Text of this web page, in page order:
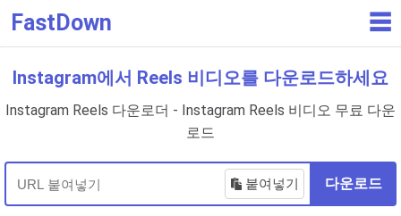
FastDown ☰
Instagram에서 Reels 비디오를 다운로드하세요
Instagram Reels 다운로더 - Instagram Reels 비디오 무료 다운
로드
붙여넣기 다운로드